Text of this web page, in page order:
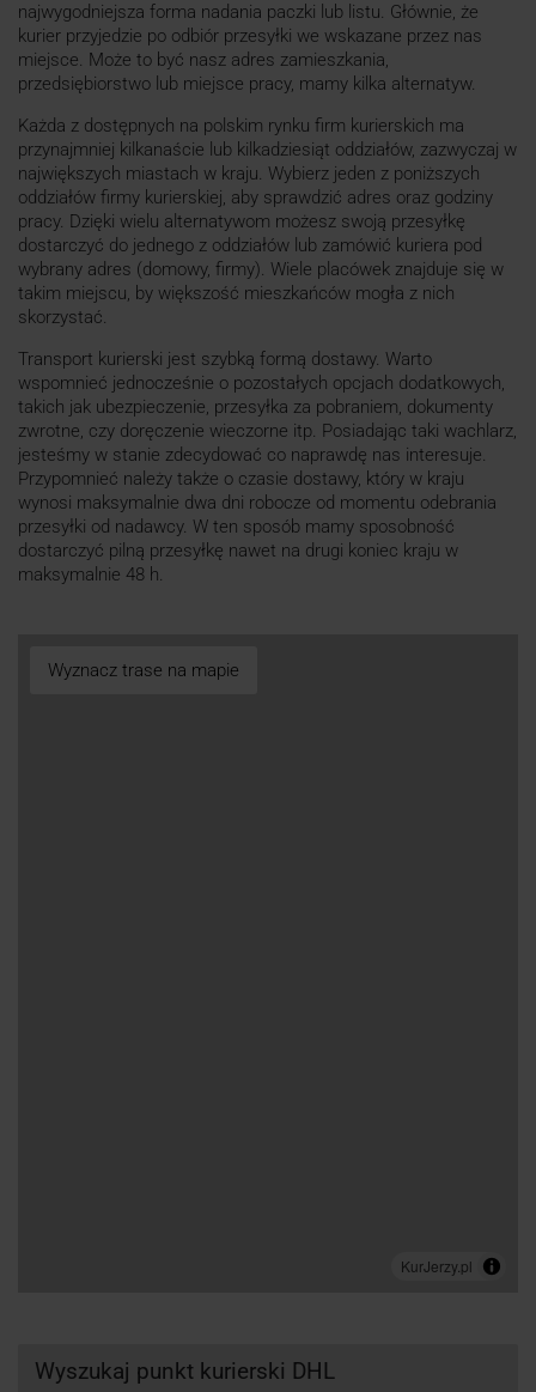
najwygodniejsza forma nadania paczki lub listu. Głównie, że
kurier przyjedzie po odbiór przesyłki we wskazane przez nas
miejsce. Może to być nasz adres zamieszkania,
przedsiębiorstwo lub miejsce pracy, mamy kilka alternatyw.
Każda z dostępnych na polskim rynku firm kurierskich ma
przynajmniej kilkanaście lub kilkadziesiąt oddziałów, zazwyczaj w
największych miastach w kraju. Wybierz jeden z poniższych
oddziałów firmy kurierskiej, aby sprawdzić adres oraz godziny
pracy. Dzięki wielu alternatywom możesz swoją przesyłkę
dostarczyć do jednego z oddziałów lub zamówić kuriera pod
wybrany adres (domowy, firmy). Wiele placówek znajduje się w
takim miejscu, by większość mieszkańców mogła z nich
skorzystać.
Transport kurierski jest szybką formą dostawy. Warto
wspomnieć jednocześnie o pozostałych opcjach dodatkowych,
takich jak ubezpieczenie, przesyłka za pobraniem, dokumenty
zwrotne, czy doręczenie wieczorne itp. Posiadając taki wachlarz,
jesteśmy w stanie zdecydować co naprawdę nas interesuje.
Przypomnieć należy także o czasie dostawy, który w kraju
wynosi maksymalnie dwa dni robocze od momentu odebrania
przesyłki od nadawcy. W ten sposób mamy sposobność
dostarczyć pilną przesyłkę nawet na drugi koniec kraju w
maksymalnie 48 h.
Wyznacz trase na mapie
Wyszukaj punkt kurierski DHL